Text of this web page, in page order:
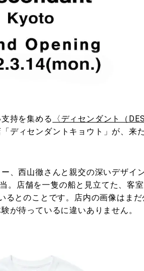
持を集める 〈ディセンダント（
ディセンダントキョウト」が、来
、⻄山徹さんと親交の深いデザイ
。店舗を一隻の船と見立てた、客
るとのことです。店内の画像はま
が待っているに違いありません。